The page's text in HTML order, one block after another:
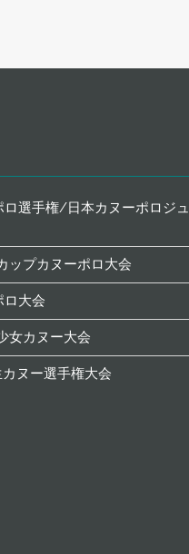
選手権/日本カヌーポロジュ
ップカヌーポロ大会
ロ大会
女カヌー大会
ヌー選手権大会